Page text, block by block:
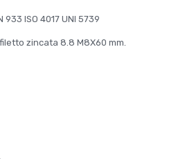
933 ISO 4017 UNI 5739
zincata 8.8 M8X60 mm.